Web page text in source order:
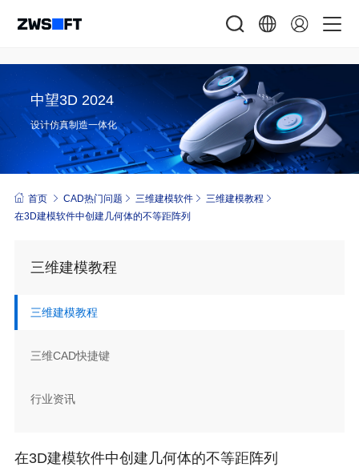
中望3D 2024
设计仿真制造一体化
首页 CAD热门问题 三维建模软件
三维建模教程
在3D建模软件中创建几何体的不等距阵列
三维建模教程
三维建模教程
三维CAD快捷键
行业资讯
在3D建模软件中创建几何体的不等距阵列